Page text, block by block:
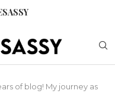
of blog! My journey as